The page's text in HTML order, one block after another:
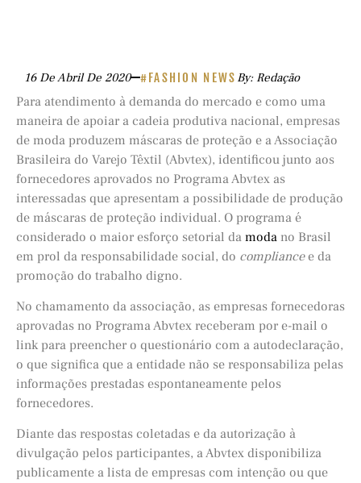
16 De Abril De 2020 #FASHION NEWS By: Redação
Para atendimento à demanda do mercado e como uma
maneira de apoiar a cadeia produtiva nacional, empresas
de moda produzem máscaras de proteção e a Associação
Brasileira do Varejo Têxtil (Abvtex), identificou junto aos
fornecedores aprovados no Programa Abvtex as
interessadas que apresentam a possibilidade de produção
de máscaras de proteção individual. O programa é
considerado o maior esforço setorial da moda no Brasil
em prol da responsabilidade social, do compliancee da
promoção do trabalho digno.
No chamamento da associação, as empresas fornecedoras
aprovadas no Programa Abvtex receberam por e-mail o
link para preencher o questionário com a autodeclaração,
o que significa que a entidade não se responsabiliza pelas
informações prestadas espontaneamente pelos
fornecedores.
Diante das respostas coletadas e da autorização à
divulgação pelos participantes, a Abvtex disponibiliza
publicamente a lista de empresas com intenção ou que